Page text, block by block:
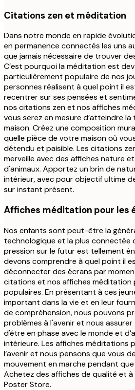
Citations zen et méditation
Dans notre monde en rapide
en permanence connectés les uns
que jamais nécessaire de trouver
C’est pourquoi la méditation est
particulièrement populaire de nos
personnes réalisent à quel point il
recentrer sur ses pensées et
nos citations zen et nos affiches
vous serez en mesure d’atteindre
maison. Créez une composition
quelle pièce de votre maison où
détendu et paisible. Les citations
merveille avec des affiches nature
d'animaux. Apportez un brin de
intérieur, avec pour objectif ultime
sur instant présent.
Affiches méditation pour les
Nos enfants sont peut-être la
technologique et la plus connectée
pression sur le futur est tellement
devons comprendre à quel point il
déconnecter des écrans par
citations et nos affiches méditation
populaires. En présentant à ces
important dans la vie et en leur
de compréhension, nous pouvons
problèmes à l'avenir et nous
d'être en phase avec le monde et
intérieure. Les affiches méditations
l’avenir et nous pensons que vous
mouvement en marche pendant
Achetez des affiches de qualité et
Poster Store.